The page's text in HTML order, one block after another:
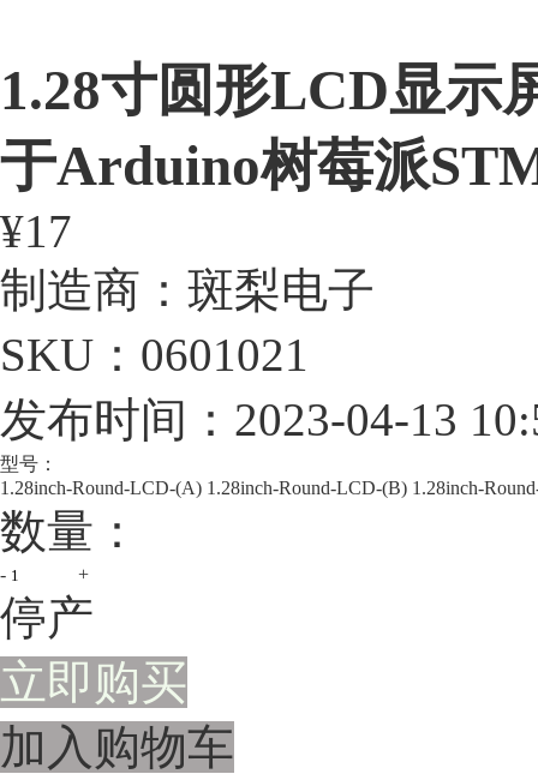
1.28寸圆形LCD显示
于Arduino树莓派
¥17
制造商： 斑梨电子
SKU： 0601021
发布时间： 2023-04-13
型号：
1.28inch-Round-LCD-(A) 1.28inch-Round-LCD-(B) 1.28inch-
数量：
- +
停产
立即购买
加入购物车